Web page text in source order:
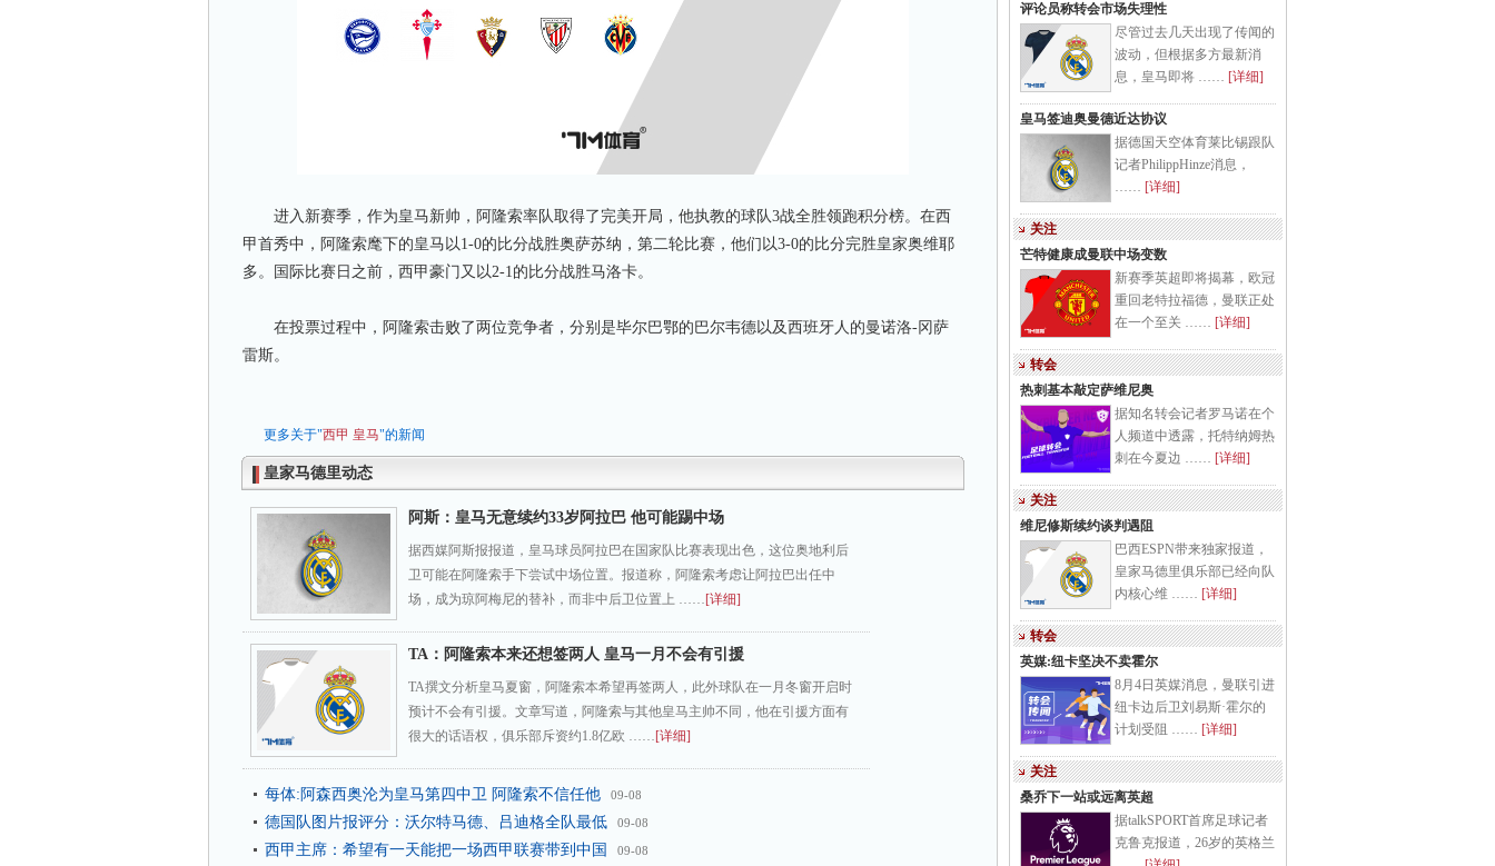
进入新赛季，作为皇马新帅，阿隆索率队取得了完美开局，他执教的球队3战全胜领跑积分榜。在西
甲首秀中，阿隆索麾下的皇马以1-0的比分战胜奥萨苏纳，第二轮比赛，他们以3-0的比分完胜皇家奥维耶
多。国际比赛日之前，西甲豪门又以2-1的比分战胜马洛卡。
在投票过程中，阿隆索击败了两位竞争者，分别是毕尔巴鄂的巴尔韦德以及西班牙人的曼诺洛-冈萨
雷斯。
更多关于"西甲 皇马"的新闻
皇家马德里动态
阿斯：皇马无意续约33岁阿拉巴 他可能踢中场
据西媒阿斯报报道，皇马球员阿拉巴在国家队比赛表现出色，这位奥地利后
卫可能在阿隆索手下尝试中场位置。报道称，阿隆索考虑让阿拉巴出任中
场，成为琼阿梅尼的替补，而非中后卫位置上 ……[详细]
TA：阿隆索本来还想签两人 皇马一月不会有引援
TA撰文分析皇马夏窗，阿隆索本希望再签两人，此外球队在一月冬窗开启时
预计不会有引援。文章写道，阿隆索与其他皇马主帅不同，他在引援方面有
很大的话语权，俱乐部斥资约1.8亿欧 ……[详细]
每体:阿森西奥沦为皇马第四中卫 阿隆索不信任他 09-08
德国队图片报评分：沃尔特马德、吕迪格全队最低 09-08
西甲主席：希望有一天能把一场西甲联赛带到中国 09-08
评论员称转会市场失理性
尽管过去几天出现了传闻的
波动，但根据多方最新消
息，皇马即将 …… [详细]
皇马签迪奥曼德近达协议
据德国天空体育莱比锡跟队
记者PhilippHinze消息，
…… [详细]
关注
芒特健康成曼联中场变数
新赛季英超即将揭幕，欧冠
重回老特拉福德，曼联正处
在一个至关 …… [详细]
转会
热刺基本敲定萨维尼奥
据知名转会记者罗马诺在个
人频道中透露，托特纳姆热
刺在今夏边 …… [详细]
关注
维尼修斯续约谈判遇阻
巴西ESPN带来独家报道，
皇家马德里俱乐部已经向队
内核心维 …… [详细]
转会
英媒:纽卡坚决不卖霍尔
8月4日英媒消息，曼联引进
纽卡边后卫刘易斯·霍尔的
计划受阻 …… [详细]
关注
桑乔下一站或远离英超
据talkSPORT首席足球记者
克鲁克报道，26岁的英格兰